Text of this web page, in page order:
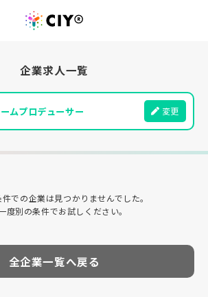
企業求人一覧
ムプロデューサー 変更
での企業は見つかりませんでした。
度別の条件でお試しください。
全企業一覧へ戻る